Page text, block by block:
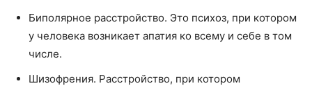
Биполярное расстройство. Это психоз, при котором
у человека возникает апатия ко всему и себе в том
числе.
Шизофрения. Расстройство, при котором